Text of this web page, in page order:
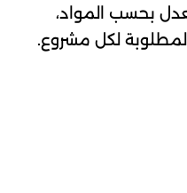
بحسب المواد،
لكل مشروع.